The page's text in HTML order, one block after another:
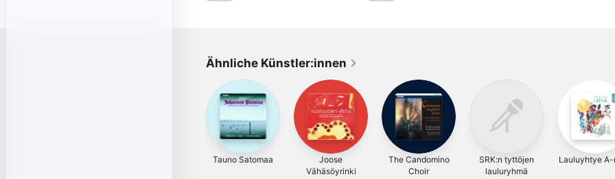
Ähnliche Künstler:innen
Tauno Satomaa
Joose
Vähäsöyrinki
The Candomino
Choir
SRK:n tyttöjen
lauluryhmä
Lauluyhtye A-